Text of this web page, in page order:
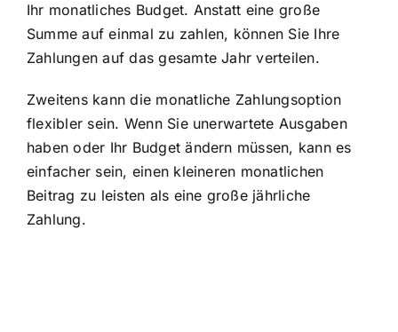
Ihr monatliches Budget. Anstatt eine große
Summe auf einmal zu zahlen, können Sie Ihre
Zahlungen auf das gesamte Jahr verteilen.
Zweitens kann die monatliche Zahlungsoption
flexibler sein. Wenn Sie unerwartete Ausgaben
haben oder Ihr Budget ändern müssen, kann es
einfacher sein, einen kleineren monatlichen
Beitrag zu leisten als eine große jährliche
Zahlung.